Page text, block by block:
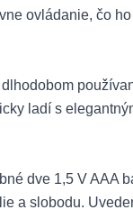
ovládanie, čo
ladí s
dve 1,5 V AAA
a slobodu.